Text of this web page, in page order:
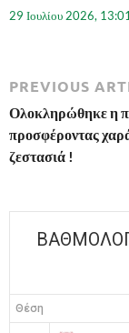
29 Ιουλίου 2026, 13:01
PREVIOUS
Ολοκληρώθηκε η
προσφέροντας
ζεστασιά !
Θέση